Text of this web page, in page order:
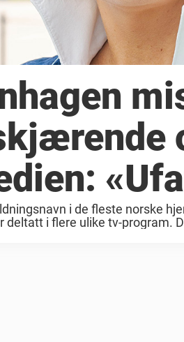
i de fleste norske
deltatt i flere ulike tv-program.